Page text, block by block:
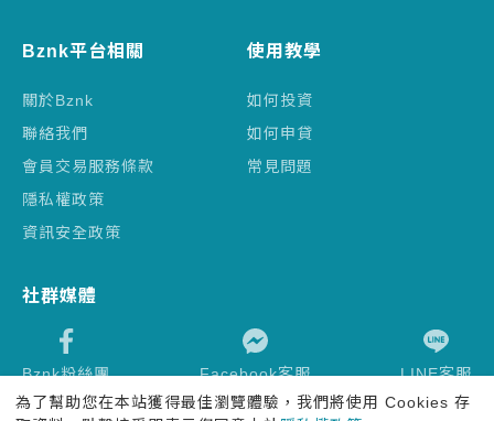
Bznk平台相關
關於Bznk
聯絡我們
會員交易服務條款
隱私權政策
資訊安全政策
使用教學
如何投資
如何申貸
常見問題
社群媒體
Bznk粉絲團 Facebook客服
LINE客服
為了幫助您在本站獲得最佳瀏覽體驗，我們將使用 Cookies 存